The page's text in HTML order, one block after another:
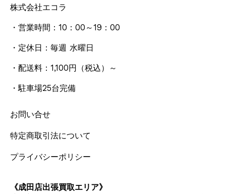
株式会社エコラ
・営業時間：10：00～19：00
・定休日：毎週 水曜日
・配送料：1,100円 （税込） ～
・駐車場25台完備
お問い合せ
特定商取引法について
プライバシーポリシー
《成田店出張買取エリア》